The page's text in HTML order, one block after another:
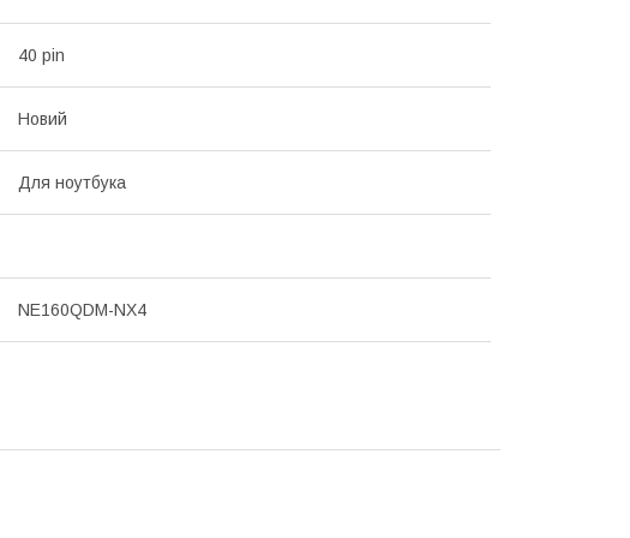
40 pin
Новий
Для ноутбука
NE160QDM-NX4